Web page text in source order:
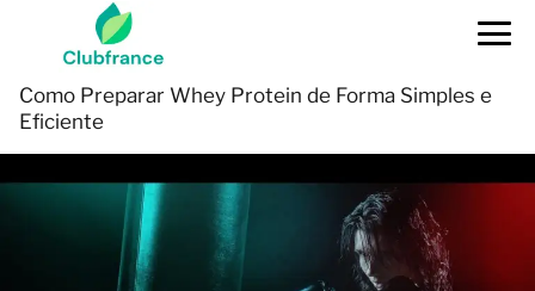
Como Preparar Whey Protein de Forma Simples e
Eficiente